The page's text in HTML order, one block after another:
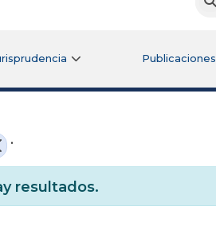
Publicaciones
.
resultados.